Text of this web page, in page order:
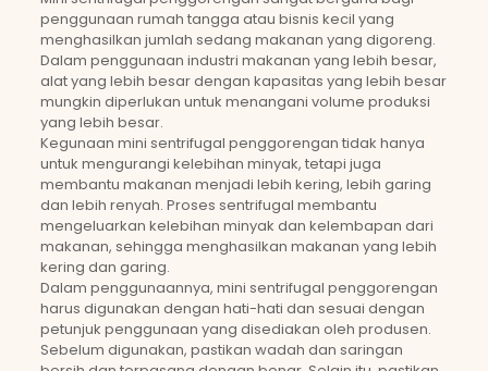
penggunaan rumah tangga atau bisnis kecil yang
menghasilkan jumlah sedang makanan yang digoreng.
Dalam penggunaan industri makanan yang lebih besar,
alat yang lebih besar dengan kapasitas yang lebih besar
mungkin diperlukan untuk menangani volume produksi
yang lebih besar.
Kegunaan mini sentrifugal penggorengan tidak hanya
untuk mengurangi kelebihan minyak, tetapi juga
membantu makanan menjadi lebih kering, lebih garing
dan lebih renyah. Proses sentrifugal membantu
mengeluarkan kelebihan minyak dan kelembapan dari
makanan, sehingga menghasilkan makanan yang lebih
kering dan garing.
Dalam penggunaannya, mini sentrifugal penggorengan
harus digunakan dengan hati-hati dan sesuai dengan
petunjuk penggunaan yang disediakan oleh produsen.
Sebelum digunakan, pastikan wadah dan saringan